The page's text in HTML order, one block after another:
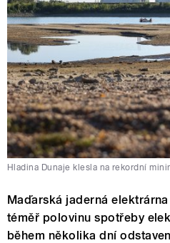
Hladina Dunaje klesla na rekordní
Maďarská jaderná
téměř polovinu spotřeby
během několika dní